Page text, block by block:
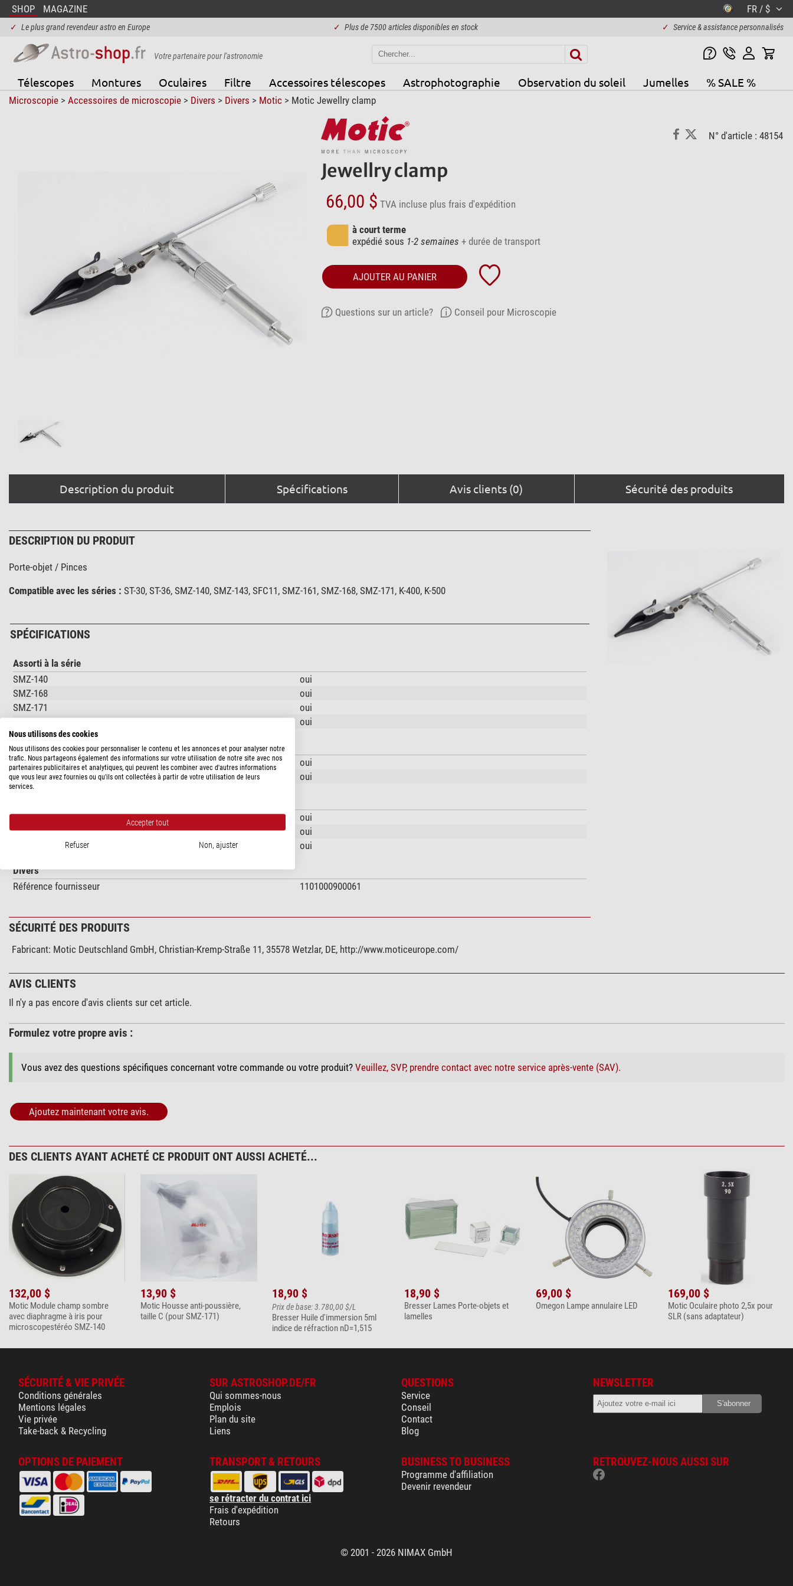
SHOP MAGAZINE FR / $
✓ Le plus grand revendeur astro en Europe ✓ Plus de 7500 articles disponibles en stock ✓ Service & assistance personnalisés
Votre partenaire pour l'astronomie
Télescopes Montures Oculaires Filtre Accessoires télescopes Astrophotographie Observation du soleil Jumelles % SALE %
Microscopie> Accessoires de microscopie> Divers > Divers > Motic> Motic Jewellry clamp
N° d'article : 48154
Jewellry clamp
66,00 $ TVA incluse plus frais d'expédition
à court terme
expédié sous 1-2 semaines + durée de transport
AJOUTER AU PANIER
Questions sur un article? Conseil pour Microscopie
Description du produit Spécifications Avis clients (0) Sécurité des produits
DESCRIPTION DU PRODUIT
Porte-objet / Pinces
Compatible avec les séries : ST-30, ST-36, SMZ-140, SMZ-143, SFC11, SMZ-161, SMZ-168, SMZ-171, K-400, K-500
SPÉCIFICATIONS
Assorti à la série
SMZ-140
oui
SMZ-168
oui
SMZ-171
oui
SMZ-161
oui
Domaine d'expertise
Industrie
oui
Enseignements
oui
Dentisterie
oui
Médecine vétérinaire
oui
oui
Divers
Référence fournisseur
1101000900061
SÉCURITÉ DES PRODUITS
Fabricant: Motic Deutschland GmbH, Christian-Kremp-Straße 11, 35578 Wetzlar, DE, http://www.moticeurope.com/
AVIS CLIENTS
Il n'y a pas encore d'avis clients sur cet article.
Formulez votre propre avis :
Vous avez des questions spécifiques concernant votre commande ou votre produit? Veuillez, SVP, prendre contact avec notre service après-vente (SAV).
Ajoutez maintenant votre avis.
DES CLIENTS AYANT ACHETÉ CE PRODUIT ONT AUSSI ACHETÉ...
132,00 $
Motic Module champ sombre
avec diaphragme à iris pour
microscopestéréo SMZ-140
13,90 $
Motic Housse anti-poussière,
taille C (pour SMZ-171)
18,90 $
Prix de base: 3.780,00 $/L
Bresser Huile d'immersion 5ml
indice de réfraction nD=1,515
18,90 $
Bresser Lames Porte-objets et
lamelles
69,00 $
Omegon Lampe annulaire LED
169,00 $
Motic Oculaire photo 2,5x pour
SLR (sans adaptateur)
SÉCURITÉ & VIE PRIVÉE
Conditions générales
Mentions légales
Vie privée
Take-back & Recycling
SUR ASTROSHOP.DE/FR
Qui sommes-nous
Emplois
Plan du site
Liens
QUESTIONS
Service
Conseil
Contact
Blog
NEWSLETTER
OPTIONS DE PAIEMENT TRANSPORT & RETOURS
se rétracter du contrat ici
Frais d'expédition
Retours
BUSINESS TO BUSINESS
Programme d'affiliation
Devenir revendeur
RETROUVEZ-NOUS AUSSI SUR
© 2001 - 2026 NIMAX GmbH
Nous utilisons des cookies
Nous utilisons des cookies pour personnaliser le contenu et les annonces et pour analyser notre
trafic. Nous partageons également des informations sur votre utilisation de notre site avec nos
partenaires publicitaires et analytiques, qui peuvent les combiner avec d'autres informations
que vous leur avez fournies ou qu'ils ont collectées à partir de votre utilisation de leurs
services.
Accepter tout
Refuser Non, ajuster